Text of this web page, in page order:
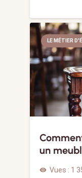
LE MÉTIER
un
visibility Vues : 1